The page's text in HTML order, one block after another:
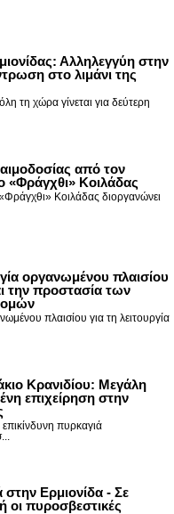
Αλληλεγγύη στην
στο λιμάνι της
τη χώρα γίνεται για δεύτερη
από τον
«Φράγχθι» Κοιλάδας
Κοιλάδας διοργανώνει
οργανωμένου πλαισίου
την προστασία των
πλαισίου για τη λειτουργία
Κρανιδίου: Μεγάλη
επιχείρηση στην
επικίνδυνη πυρκαγιά
Ερμιονίδα - Σε
οι πυροσβεστικές